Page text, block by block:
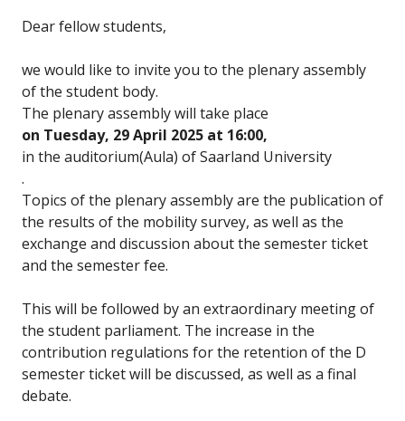
Dear fellow students,
we would like to invite you to the plenary assembly
of the student body.
The plenary assembly will take place
on Tuesday, 29 April 2025 at 16:00,
in the auditorium(Aula) of Saarland University
.
Topics of the plenary assembly are the publication of
the results of the mobility survey, as well as the
exchange and discussion about the semester ticket
and the semester fee.
This will be followed by an extraordinary meeting of
the student parliament. The increase in the
contribution regulations for the retention of the D
semester ticket will be discussed, as well as a final
debate.